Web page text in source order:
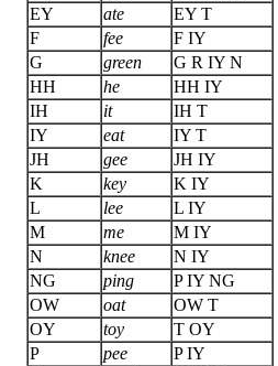
EY
ate
EY T
F
fee
F IY
G
green
G R IY N
HH
he
HH IY
IH
it
IH T
IY
eat
IY T
JH
gee
JH IY
K
key
K IY
L
lee
L IY
M
me
M IY
N
knee
N IY
NG
ping
P IY NG
OW
oat
OW T
OY
toy
T OY
P
pee
P IY